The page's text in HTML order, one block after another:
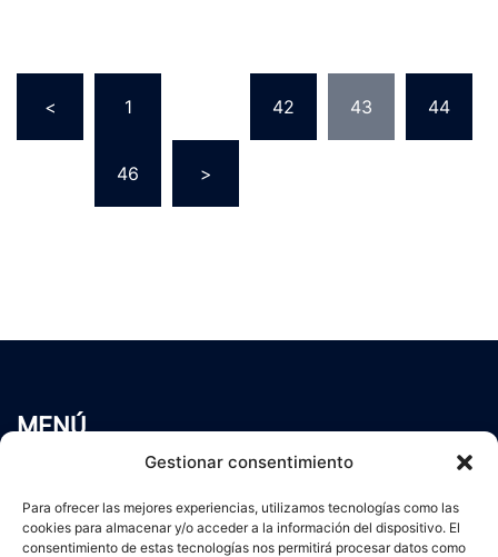
Gestionar consentimiento
Para ofrecer las mejores experiencias, utilizamos tecnologías como las
cookies para almacenar y/o acceder a la información del dispositivo. El
consentimiento de estas tecnologías nos permitirá procesar datos como
entradas
< 1 42 43 44
46 >
MENÚ
Servicios
Blog